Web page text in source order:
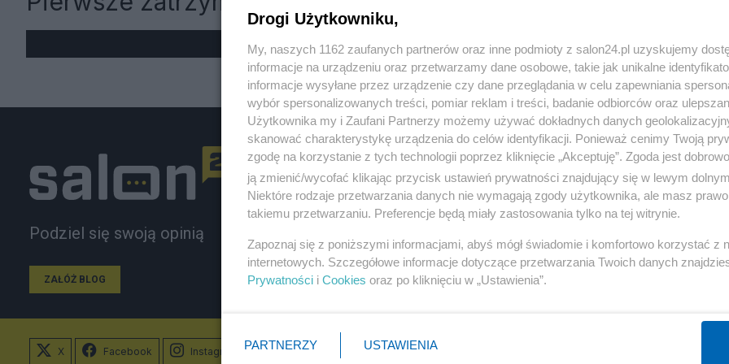
« WRÓĆ DO NOTKI
Podziel się swoją opinią
ZAŁÓŻ BLOG
Polityka
PiS
Rząd
NATO
KO
Gospodarka
Biznes
Pieniądze
Inwestycje
Podatki
X Facebook Instagram
Drogi Użytkowniku,
My, naszych 1162 zaufanych partnerów oraz inne podmioty z salon24.pl uzyskujemy
informacje na urządzeniu oraz przetwarzamy dane osobowe, takie jak unikalne
informacje wysyłane przez urządzenie czy dane przeglądania w celu zapewniania
wybór spersonalizowanych treści, pomiar reklam i treści, badanie odbiorców oraz
Użytkownika my i Zaufani Partnerzy możemy używać dokładnych danych
skanować charakterystykę urządzenia do celów identyfikacji. Ponieważ cenimy Twoją
zgodę na korzystanie z tych technologii poprzez kliknięcie „Akceptuję”. Zgoda jest
ją zmienić/wycofać klikając przycisk ustawień prywatności znajdujący się w lewym
Niektóre rodzaje przetwarzania danych nie wymagają zgody użytkownika, ale masz
takiemu przetwarzaniu. Preferencje będą miały zastosowania tylko na tej witrynie.
Zapoznaj się z poniższymi informacjami, abyś mógł świadomie i komfortowo korzystać z
internetowych. Szczegółowe informacje dotyczące przetwarzania Twoich danych
Prywatności i Cookies oraz po kliknięciu w „Ustawienia”.
PARTNERZY USTAWIENIA